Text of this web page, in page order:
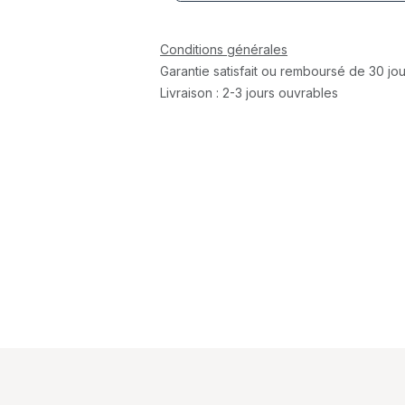
Conditions générales
Garantie satisfait ou remboursé de 30
Livraison : 2-3 jours ouvrables